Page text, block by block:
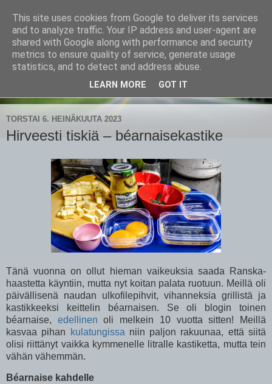
CampaSimpukka
kammen- ja kauhanpyöritystä
TORSTAI 6. HEINÄKUUTA 2023
Hirveesti tiskiä – béarnaisekastike
Tänä vuonna on ollut hieman vaikeuksia saada Ranska-
haastetta käyntiin, mutta nyt koitan palata ruotuun. Meillä oli
päivällisenä naudan ulkofilepihvit, vihanneksia grillistä ja
kastikkeeksi keittelin béarnaisen. Se oli blogin toinen
béarnaise, edellinen oli melkein 10 vuotta sitten! Meillä
kasvaa pihan
kulatungissa niin paljon rakuunaa, että siitä
olisi riittänyt vaikka kymmenelle litralle kastiketta, mutta tein
vähän vähemmän.
Béarnaise kahdelle
This site uses cookies from Google to deliver its services
and to analyze traffic. Your IP address and user-agent are
shared with Google along with performance and security
metrics to ensure quality of service, generate usage
statistics, and to detect and address abuse.
LEARN MORE GOT IT